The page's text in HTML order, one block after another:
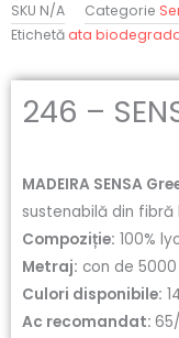
SKU N/A Categorie
Etichetă ata
246 –
MADEIRA SENSA
sustenabilă din fibră
Compoziție: 100%
Metraj: con de
Culori disponibile:
Ac recomandat: